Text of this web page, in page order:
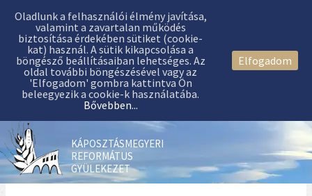
KÁPOSZTÁSMEGYERI
REFORMÁTUS
GYÜLEKEZET
Oladlunk a felhasználói élmény javítása,
valamint a zavartalan működés
biztosítása érdekében sütiket (cookie-
kat) használ. A sütik kikapcsolása a
böngésző beállításaiban lehetséges. Az
oldal további böngészésével vagy az
'Elfogadom' gombra kattintva Ön
beleegyezik a cookie-k használatába.
Bővebben...
Elfogadom